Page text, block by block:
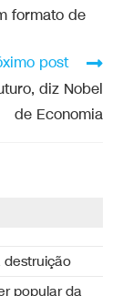
formato de
post
diz Nobel
de Economia
destruição
popular da